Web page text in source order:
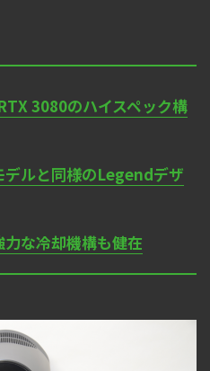
3080のハイスペック構
デルと同様のLegendデザ
な冷却機構も健在